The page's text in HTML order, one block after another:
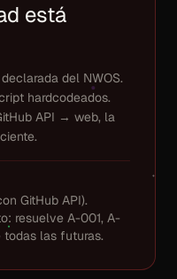
está
del NWOS.
hardcodeados.
API → web, la
GitHub API).
resuelve A-001, A-
las futuras.